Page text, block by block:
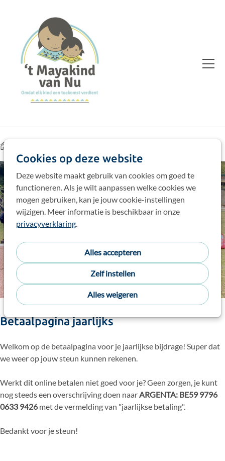
Cookies op deze website
Deze website maakt gebruik van cookies om goed te
functioneren. Als je wilt aanpassen welke cookies we
mogen gebruiken, kan je jouw cookie-instellingen
wijzigen. Meer informatie is beschikbaar in onze
privacyverklaring.
Alles accepteren
Zelf instellen
Alles weigeren
Muchas gracias
Betaalpagina jaarlijks
Welkom op de betaalpagina voor je jaarlijkse bijdrage! Super dat
we weer op jouw steun kunnen rekenen.
Werkt dit online betalen niet goed voor je? Geen zorgen, je kunt
nog steeds een overschrijving doen naarARGENTA: BE59 9796
0633 9426met de vermelding van "jaarlijkse betaling".
Bedankt voor je steun!